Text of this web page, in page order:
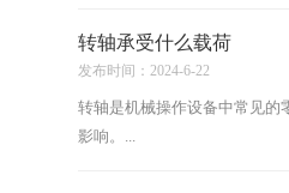
转轴承受什么载荷
发布时间：2024-6-22
转轴是机械操作设备中常见的
影响。...